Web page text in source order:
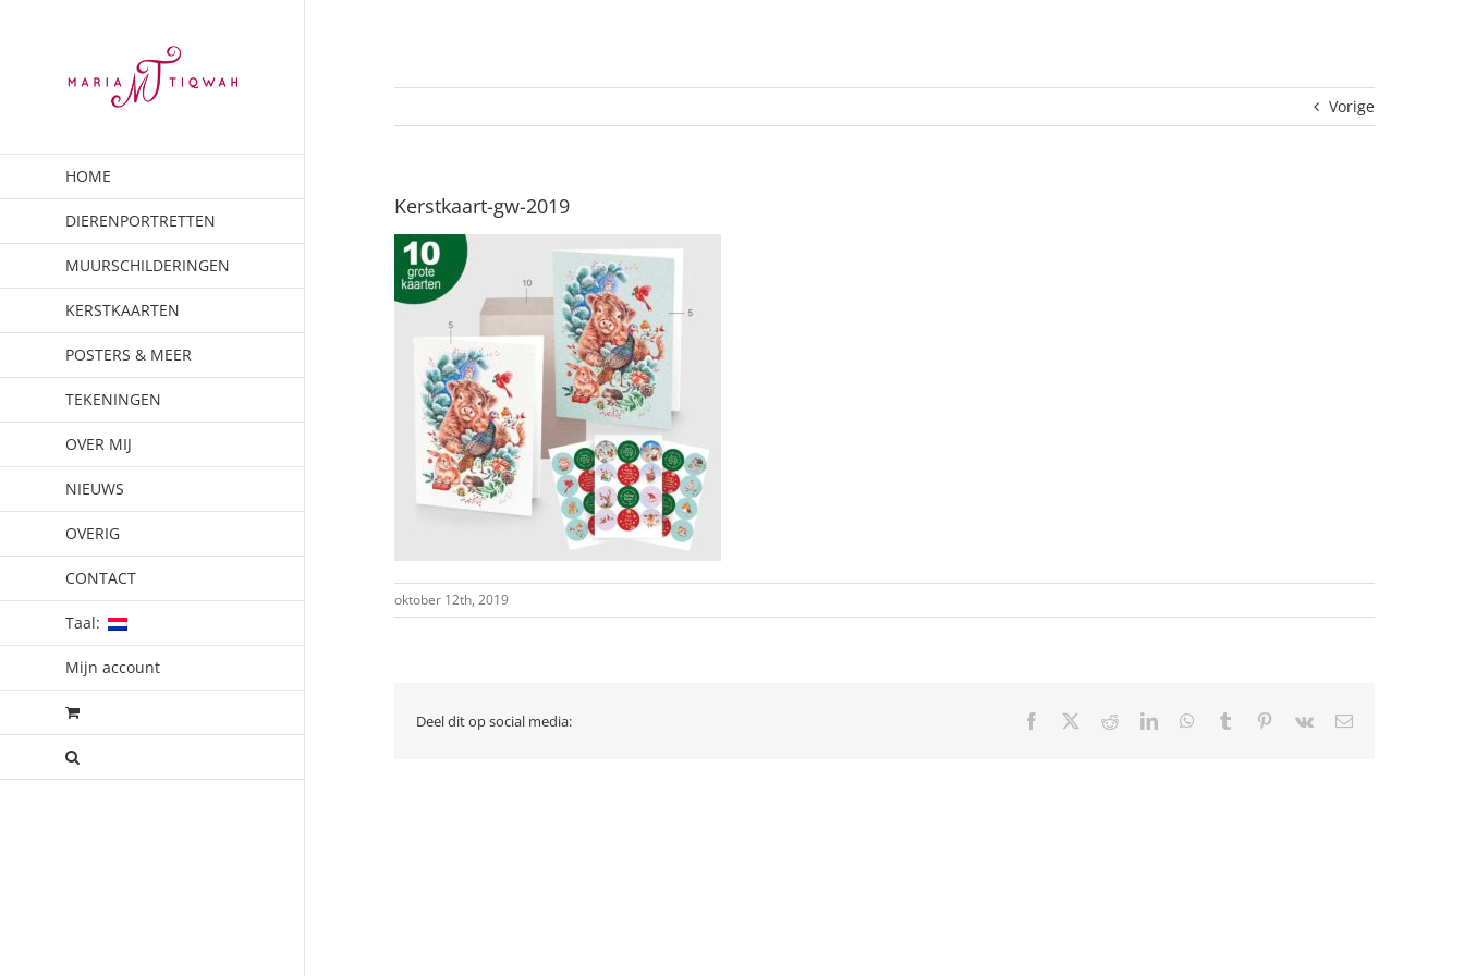
HOME
DIERENPORTRETTEN
MUURSCHILDERINGEN
KERSTKAARTEN
POSTERS & MEER
TEKENINGEN
OVER MIJ
NIEUWS
OVERIG
CONTACT
Taal:
Mijn account
Vorige
Kerstkaart-gw-2019
oktober 12th, 2019
Deel dit op social media: Facebook RedditLinkedInWhatsApp
Tumblr Pinterest
Vk
E-